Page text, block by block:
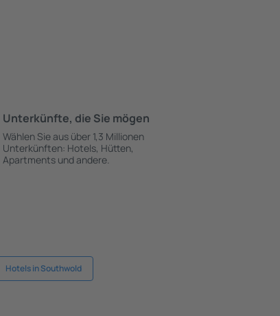
Unterkünfte, die Sie mögen
Wählen Sie aus über 1,3 Millionen
Unterkünften: Hotels, Hütten,
Apartments und andere.
Hotels in Southwold